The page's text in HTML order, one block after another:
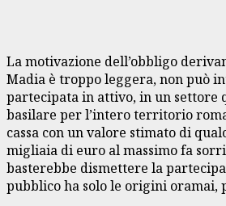
La motivazione dell’obbligo
Madia è troppo leggera, non può
partecipata in attivo, in un settore
basilare per l’intero territorio
cassa con un valore stimato di
migliaia di euro al massimo fa
basterebbe dismettere la
pubblico ha solo le origini oramai,